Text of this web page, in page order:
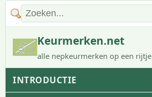
Keurmerken.net
alle nepkeurmerken op een rijtje
INTRODUCTIE